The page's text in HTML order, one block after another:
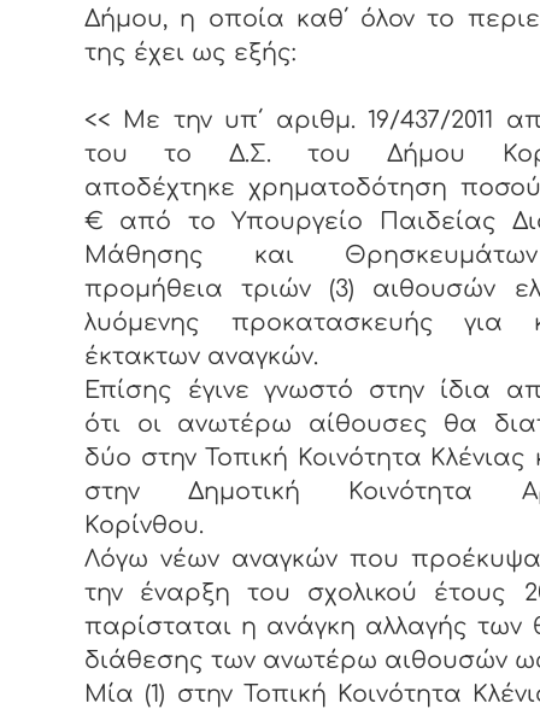
Δήμου, η οποία καθ΄ όλον το
της έχει ως εξής:
<< Με την υπ΄ αριθμ. 19/437/2011
του το Δ.Σ. του Δήμου
αποδέχτηκε χρηματοδότηση ποσού
€ από το Υπουργείο Παιδείας
Μάθησης και
προμήθεια τριών (3) αιθουσών
λυόμενης προκατασκευής για
έκτακτων αναγκών.
Επίσης έγινε γνωστό στην ίδια
ότι οι ανωτέρω αίθουσες θα
δύο στην Τοπική Κοινότητα Κλένιας
στην Δημοτική Κοινότητα
Κορίνθου.
Λόγω νέων αναγκών που
την έναρξη του σχολικού έτους
παρίσταται η ανάγκη αλλαγής των
διάθεσης των ανωτέρω αιθουσών
Μία (1) στην Τοπική Κοινότητα